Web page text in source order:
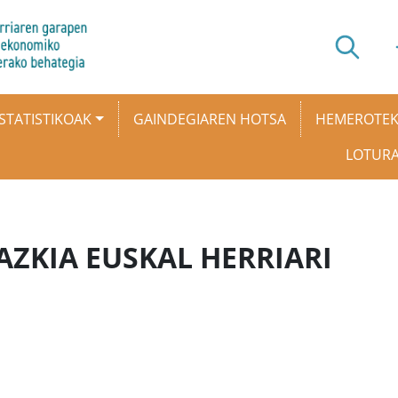
GAINDEGIAREN HOTSA
EUSKAL HERRIARI